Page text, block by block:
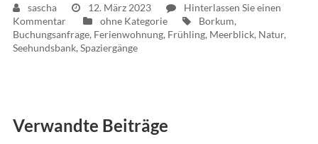
sascha 12. März 2023
Hinterlassen Sie einen
Kommentar
Der
Frühling
eine
ohne Kategorie Tags
Borkum,
Buchungsanfrage, Ferienwohnung, Frühling, Meerblick, Natur,
Seehundsbank, Spaziergänge
Verwandte Beiträge